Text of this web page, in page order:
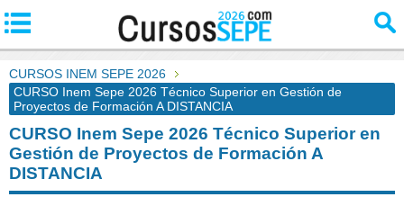
CURSOS INEM SEPE 2026
CURSO Inem Sepe 2026 Técnico Superior en Gestión de
Proyectos de Formación A DISTANCIA
CURSO Inem Sepe 2026 Técnico Superior en
Gestión de Proyectos de Formación A
DISTANCIA